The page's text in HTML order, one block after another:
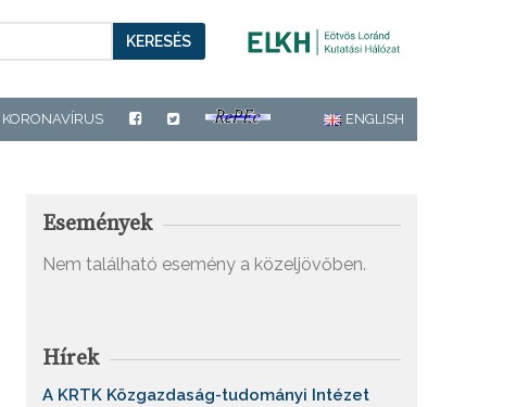
KERESÉS
KORONAVÍRUS ENGLISH
Események
Nem található esemény a közeljövőben.
Hírek
A KRTK Közgazdaság-tudományi Intézet